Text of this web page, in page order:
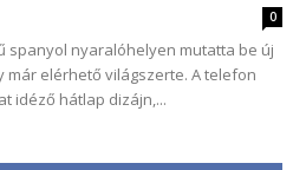
0
spanyol nyaralóhelyen mutatta be új
már elérhető világszerte. A telefon
idéző hátlap dizájn,...